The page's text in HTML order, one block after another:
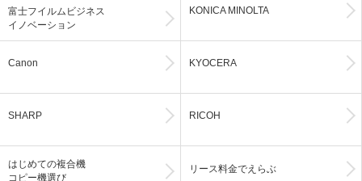
富士フイルムビジネス
イノベーション
KONICA MINOLTA
Canon KYOCERA
SHARP RICOH
はじめての複合機
コピー機選び
リース料金でえらぶ